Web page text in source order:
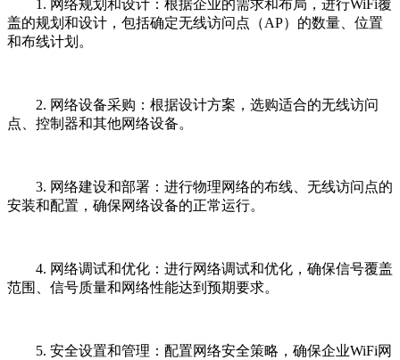
1. 网络规划和设计：根据企业的需求和布局，进行WiFi覆
盖的规划和设计，包括确定无线访问点（AP）的数量、位置
和布线计划。
2. 网络设备采购：根据设计方案，选购适合的无线访问
点、控制器和其他网络设备。
3. 网络建设和部署：进行物理网络的布线、无线访问点的
安装和配置，确保网络设备的正常运行。
4. 网络调试和优化：进行网络调试和优化，确保信号覆盖
范围、信号质量和网络性能达到预期要求。
5. 安全设置和管理：配置网络安全策略，确保企业WiFi网